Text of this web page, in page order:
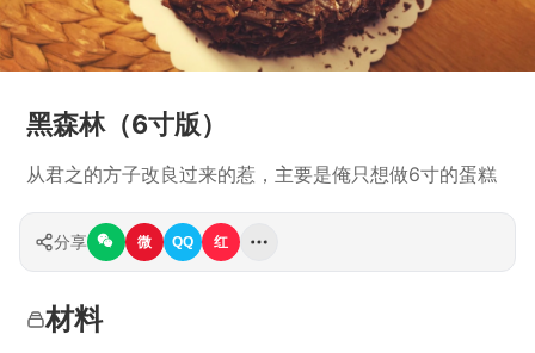
黑森林（6寸版）
从君之的方子改良过来的惹，主要是俺只想做6寸的蛋糕
分享 微 QQ 红
材料